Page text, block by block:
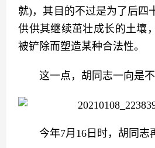
就)，其目的不过是为了后四
供供其继续茁壮成长的土壤
被铲除而塑造某种合法性。
这一点，胡同志一向是不
今年7月16日时，胡同志再